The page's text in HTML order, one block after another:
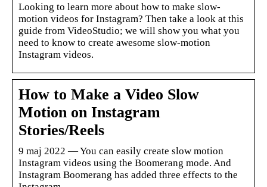
Looking to learn more about how to make slow-
motion videos for Instagram? Then take a look at this
guide from VideoStudio; we will show you what you
need to know to create awesome slow-motion
Instagram videos.
How to Make a Video Slow
Motion on Instagram
Stories/Reels
9 maj 2022 — You can easily create slow motion
Instagram videos using the Boomerang mode. And
Instagram Boomerang has added three effects to the